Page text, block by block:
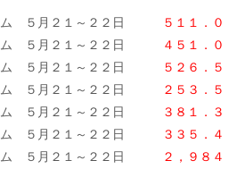
５月２１～２２日
５１１．０
５月２１～２２日
４５１．０
５月２１～２２日
５２６．５
５月２１～２２日
２５３．５
５月２１～２２日
３８１．３
５月２１～２２日
３３５．４
５月２１～２２日
２，９８４